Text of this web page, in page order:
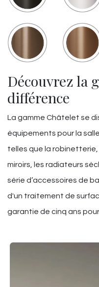
Découvrez la
différence
La gamme Châtelet se
équipements pour la
telles que la
miroirs, les radiateurs
série d’accessoires de
d'un traitement de
garantie de cinq ans